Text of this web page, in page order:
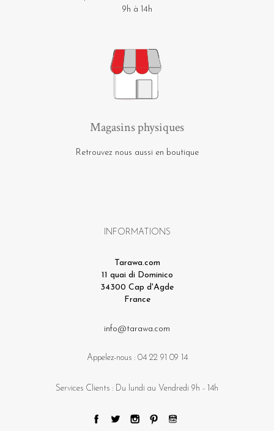
9h à 14h
Magasins physiques
Retrouvez nous aussi en boutique
INFORMATIONS
Tarawa.com
11 quai di Dominico
34300 Cap d'Agde
France
info@tarawa.com
Appelez-nous : 04 22 91 09 14
Services Clients : Du lundi au Vendredi 9h - 14h